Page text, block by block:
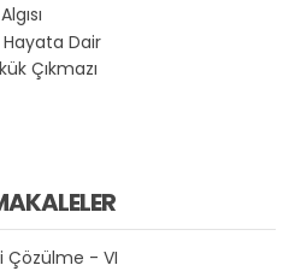
Dair
Çıkmazı
Çözülme - VI